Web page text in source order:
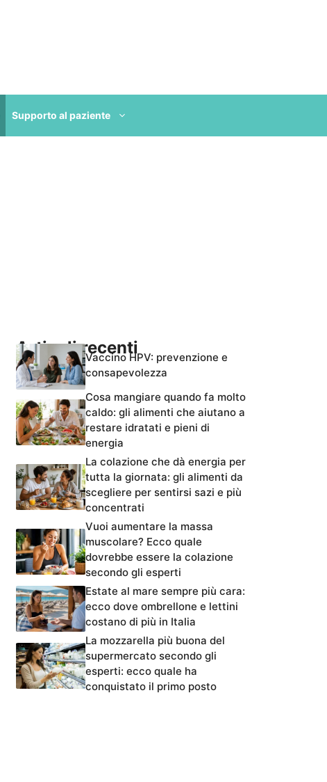
Supporto al paziente
Articoli recentiVaccino HPV: prevenzione e
consapevolezza
Cosa mangiare quando fa molto
caldo: gli alimenti che aiutano a
restare idratati e pieni di
energia
La colazione che dà energia per
tutta la giornata: gli alimenti da
scegliere per sentirsi sazi e più
concentrati
Vuoi aumentare la massa
muscolare? Ecco quale
dovrebbe essere la colazione
secondo gli esperti
Estate al mare sempre più cara:
ecco dove ombrellone e lettini
costano di più in Italia
La mozzarella più buona del
supermercato secondo gli
esperti: ecco quale ha
conquistato il primo posto